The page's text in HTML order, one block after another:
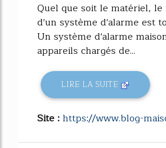
Quel que soit le matériel,
d'un système d'alarme est
Un système d'alarme
appareils chargés de...
LIRE LA SUITE
Site :https://www.blog-